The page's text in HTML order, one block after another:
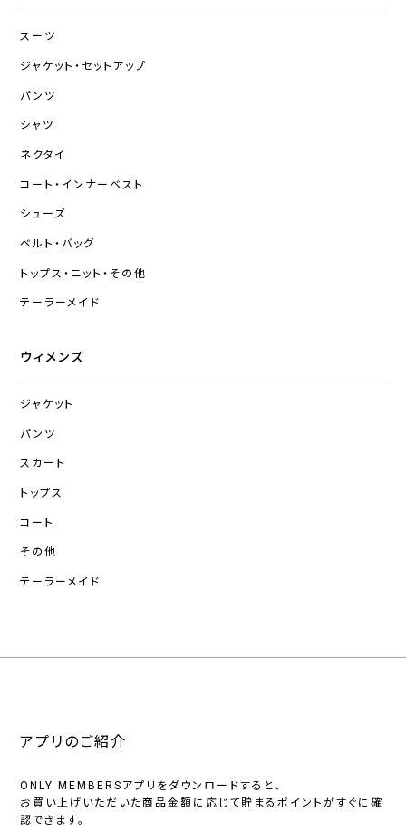
スーツ
ジャケット・セットアップ
パンツ
シャツ
ネクタイ
コート・インナーベスト
シューズ
ベルト・バッグ
トップス・ニット・その他
テーラーメイド
ウィメンズ
ジャケット
パンツ
スカート
トップス
コート
その他
テーラーメイド
アプリのご紹介
ONLY MEMBERSアプリをダウンロードすると、
お買い上げいただいた商品金額に応じて貯まるポイントがすぐに確
認できます。